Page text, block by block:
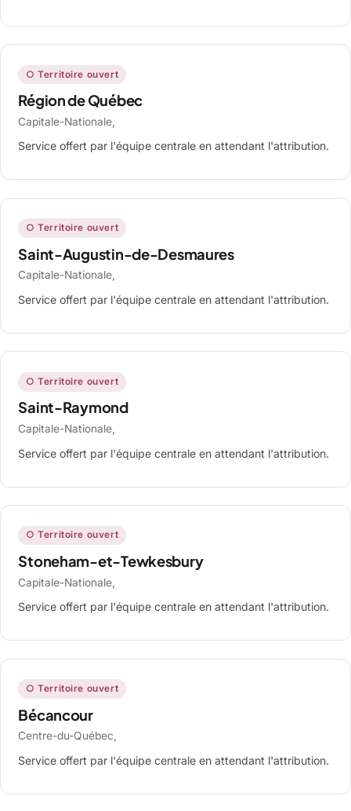
○ Territoire ouvert
Région de Québec
Capitale-Nationale,
Service offert par l'équipe centrale en attendant l'attribution.
○ Territoire ouvert
Saint-Augustin-de-Desmaures
Capitale-Nationale,
Service offert par l'équipe centrale en attendant l'attribution.
○ Territoire ouvert
Saint-Raymond
Capitale-Nationale,
Service offert par l'équipe centrale en attendant l'attribution.
○ Territoire ouvert
Stoneham-et-Tewkesbury
Capitale-Nationale,
Service offert par l'équipe centrale en attendant l'attribution.
○ Territoire ouvert
Bécancour
Centre-du-Québec,
Service offert par l'équipe centrale en attendant l'attribution.